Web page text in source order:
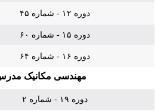
دوره ۱۲ - شماره ۴۵
دوره ۱۵ - شماره ۶۰
دوره ۱۶ - شماره ۶۴
مهندسی مکانیک
دوره ۱۹ - شماره ۲